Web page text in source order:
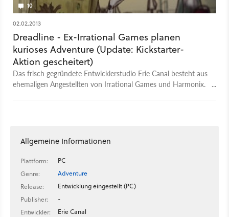
10
02.02.2013
Dreadline - Ex-Irrational Games planen
kurioses Adventure (Update: Kickstarter-
Aktion gescheitert)
Das frisch gegründete Entwicklerstudio Erie Canal besteht aus
ehemaligen Angestellten von Irrational Games und Harmonix.
Allgemeine Informationen
Plattform:
PC
Genre:
Adventure
Release:
Entwicklung eingestellt (PC)
Publisher:
-
Entwickler:
Erie Canal